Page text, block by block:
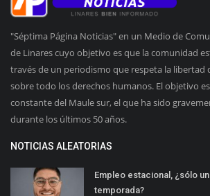
"Séptima Página Noticias" en un Medio de
de Linares cuyo objetivo es que la comunidad
través de un periodismo que respeta la libertad
sobre todo los derechos humanos. El objetivo
constante del Maule sur, el que ha sido
durante los últimos 50 años.
NOTICIAS ALEATORIAS
Empleo estacional, ¿sólo
temporada?